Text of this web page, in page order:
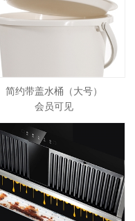
简约带盖水桶（大号）
会员可见